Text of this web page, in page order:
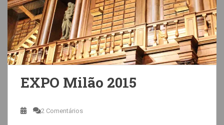
EXPO Milão 2015
2 Comentários